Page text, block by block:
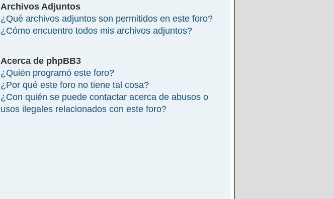
Archivos Adjuntos
¿Qué archivos adjuntos son permitidos en este foro?
¿Cómo encuentro todos mis archivos adjuntos?
Acerca de phpBB3
¿Quién programó este foro?
¿Por qué este foro no tiene tal cosa?
¿Con quién se puede contactar acerca de abusos o
usos ilegales relacionados con este foro?